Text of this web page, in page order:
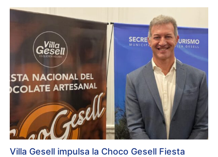
Villa Gesell impulsa la Choco Gesell Fiesta